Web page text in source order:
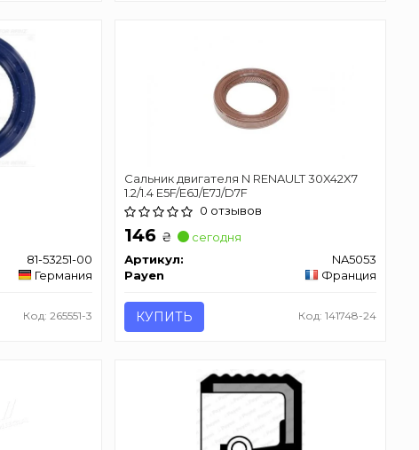
81-53251-00
Германия
Код: 265551-3
Сальник двигателя N RENAULT 30X42X7
1.2/1.4 E5F/E6J/E7J/D7F
0 отзывов
146 ₴
сегодня
Артикул:
NA5053
Payen
Франция
КУПИТЬ Код: 141748-24